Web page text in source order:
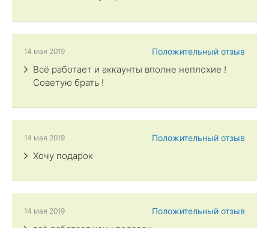
Положительный отзыв
14 мая 2019
Всё работает и аккаунты вполне неплохие !
Советую брать !
Положительный отзыв
14 мая 2019
Хочу подарок
Положительный отзыв
14 мая 2019